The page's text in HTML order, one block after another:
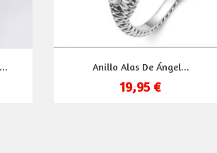
 Vista rápida
Anillo Alas De Ángel...
19,95 €